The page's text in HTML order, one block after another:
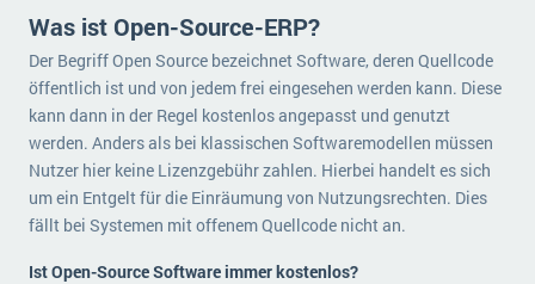
Die „SaaSpocalypse“: Was ist das und was bedeutet es für die Zukunft von Unternehmenssoftware?
SAP investiert mit zwei strategischen Übernahmen in Enterprise-KI
ERP-Trends in der Produktion
NACHRICHTENARCHIV
Was ist Open-Source-ERP?
Der Begriff Open Source bezeichnet Software, deren Quellcode
öffentlich ist und von jedem frei eingesehen werden kann. Diese
kann dann in der Regel kostenlos angepasst und genutzt
werden. Anders als bei klassischen Softwaremodellen müssen
Nutzer hier keine Lizenzgebühr zahlen. Hierbei handelt es sich
um ein Entgelt für die Einräumung von Nutzungsrechten. Dies
fällt bei Systemen mit offenem Quellcode nicht an.
Ist Open-Source Software immer kostenlos?